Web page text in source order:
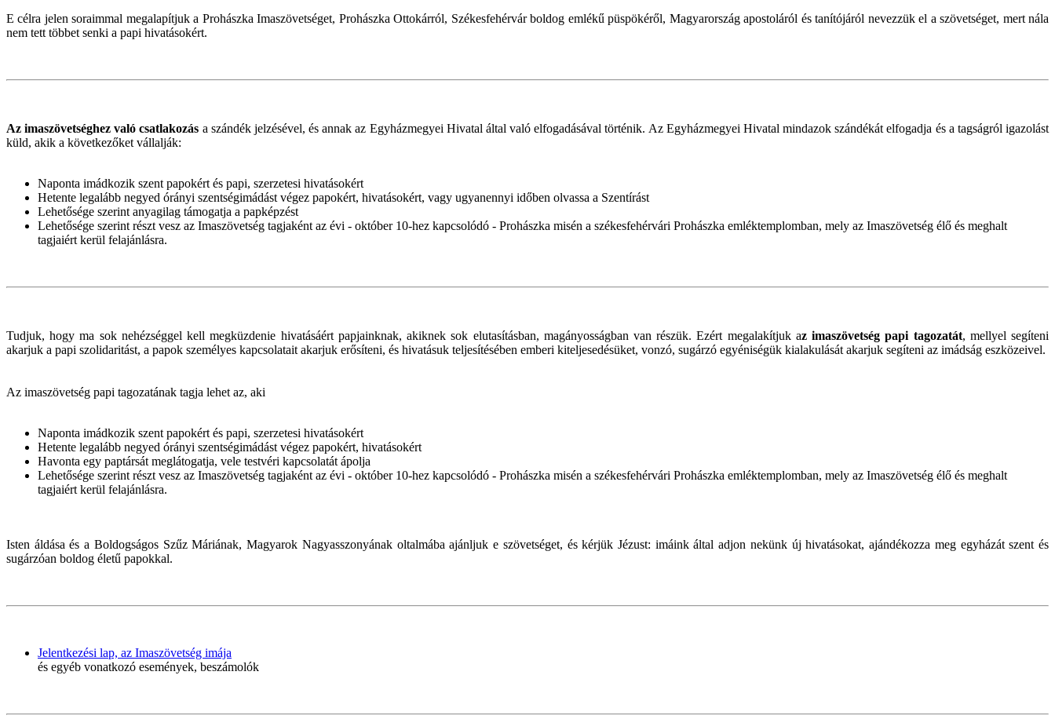
E célra jelen soraimmal megalapítjuk a Prohászka Imaszövetséget, Prohászka Ottokárról, Székesfehérvár boldog emlékű püspökéről, Magyarország apostoláról és tanítójáról nevezzük el a szövetséget, mert nála
nem tett többet senki a papi hivatásokért.
Az imaszövetséghez való csatlakozás a szándék jelzésével, és annak az Egyházmegyei Hivatal által való elfogadásával történik. Az Egyházmegyei Hivatal mindazok szándékát elfogadja és a tagságról igazolást
küld, akik a következőket vállalják:
Naponta imádkozik szent papokért és papi, szerzetesi hivatásokért
Hetente legalább negyed órányi szentségimádást végez papokért, hivatásokért, vagy ugyanennyi időben olvassa a Szentírást
Lehetősége szerint anyagilag támogatja a papképzést
Lehetősége szerint részt vesz az Imaszövetség tagjaként az évi - október 10-hez kapcsolódó - Prohászka misén a székesfehérvári Prohászka emléktemplomban, mely az Imaszövetség élő és meghalt
tagjaiért kerül felajánlásra.
Tudjuk, hogy ma sok nehézséggel kell megküzdenie hivatásáért papjainknak, akiknek sok elutasításban, magányosságban van részük. Ezért megalakítjuk az imaszövetség papi tagozatát, mellyel segíteni
akarjuk a papi szolidaritást, a papok személyes kapcsolatait akarjuk erősíteni, és hivatásuk teljesítésében emberi kiteljesedésüket, vonzó, sugárzó egyéniségük kialakulását akarjuk segíteni az imádság eszközeivel.
Az imaszövetség papi tagozatának tagja lehet az, aki
Naponta imádkozik szent papokért és papi, szerzetesi hivatásokért
Hetente legalább negyed órányi szentségimádást végez papokért, hivatásokért
Havonta egy paptársát meglátogatja, vele testvéri kapcsolatát ápolja
Lehetősége szerint részt vesz az Imaszövetség tagjaként az évi - október 10-hez kapcsolódó - Prohászka misén a székesfehérvári Prohászka emléktemplomban, mely az Imaszövetség élő és meghalt
tagjaiért kerül felajánlásra.
Isten áldása és a Boldogságos Szűz Máriának, Magyarok Nagyasszonyának oltalmába ajánljuk e szövetséget, és kérjük Jézust: imáink által adjon nekünk új hivatásokat, ajándékozza meg egyházát szent és
sugárzóan boldog életű papokkal.
Jelentkezési lap, az Imaszövetség imája
és egyéb vonatkozó események, beszámolók